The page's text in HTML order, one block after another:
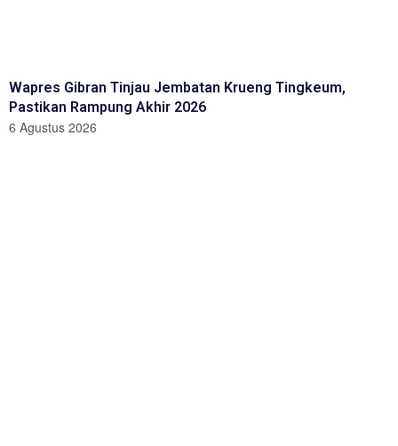
Wapres Gibran Tinjau Jembatan Krueng Tingkeum,
Pastikan Rampung Akhir 2026
6 Agustus 2026